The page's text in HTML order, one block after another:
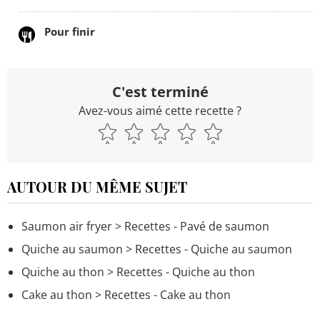
Pour finir
C'est terminé
Avez-vous aimé cette recette ?
AUTOUR DU MÊME SUJET
Saumon air fryer> Recettes - Pavé de saumon
Quiche au saumon > Recettes - Quiche au saumon
Quiche au thon > Recettes - Quiche au thon
Cake au thon > Recettes - Cake au thon